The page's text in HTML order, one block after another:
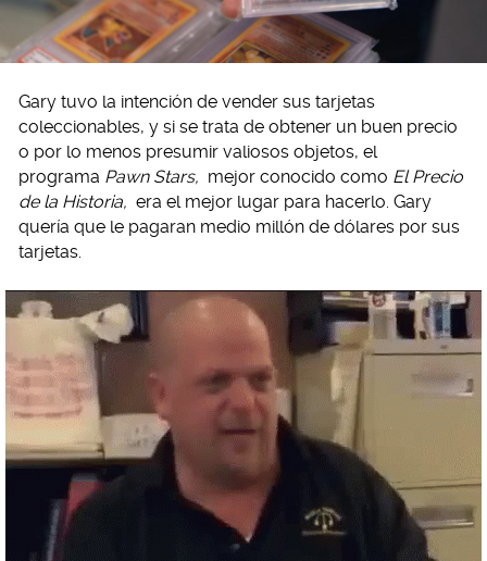
Gary tuvo la intención de vender sus tarjetas
coleccionables, y si se trata de obtener un buen precio
o por lo menos presumir valiosos objetos, el
programa Pawn Stars, mejor conocido como El Precio
de la Historia, era el mejor lugar para hacerlo. Gary
quería que le pagaran medio millón de dólares por sus
tarjetas.